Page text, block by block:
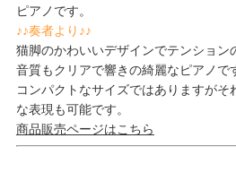
ピアノです。
♪♪奏者より♪♪
猫脚のかわいいデザインでテンション
音質もクリアで響きの綺麗なピアノで
コンパクトなサイズではありますが
な表現も可能です。
商品販売ページはこちら